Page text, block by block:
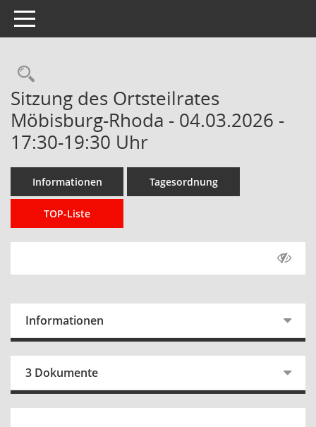
Toggle navigation
Rechercheauswahl
Sitzung des Ortsteilrates
Möbisburg-Rhoda - 04.03.2026 -
17:30-19:30 Uhr
Informationen Tagesordnung
TOP-Liste
Informationen
3 Dokumente